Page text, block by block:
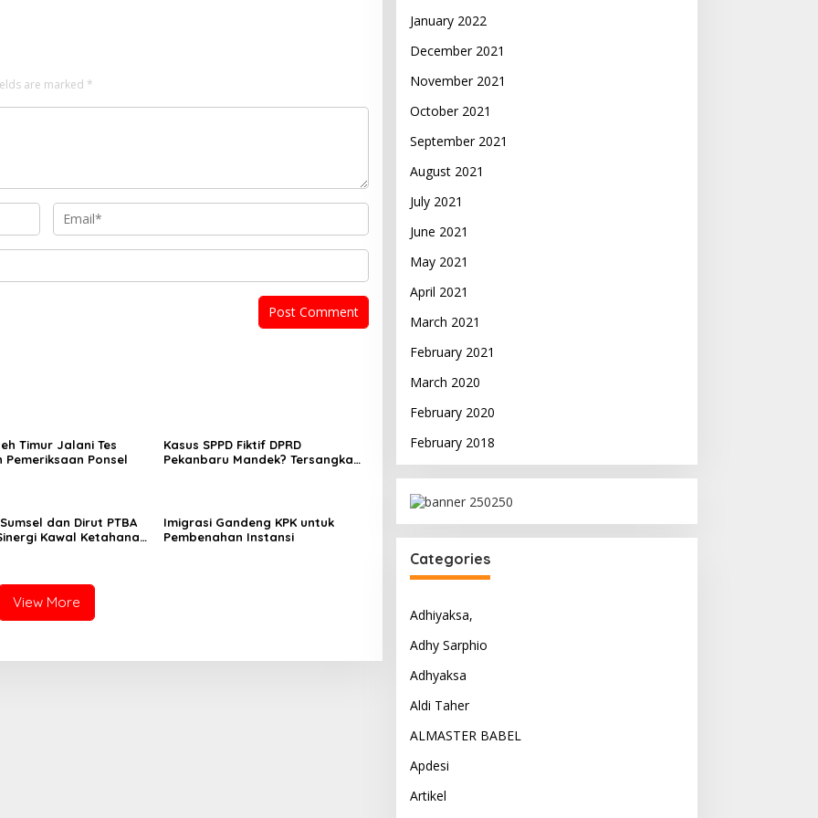
are marked *
Timur Jalani Tes
Pemeriksaan Ponsel
Kasus SPPD Fiktif DPRD
Pekanbaru Mandek? Tersangka
dan Dirut PTBA
Kawal Ketahanan
Imigrasi Gandeng KPK untuk
Pembenahan Instansi
View More
January 2022
December 2021
November 2021
October 2021
September 2021
August 2021
July 2021
June 2021
May 2021
April 2021
March 2021
February 2021
March 2020
February 2020
February 2018
Categories
Adhiyaksa,
Adhy Sarphio
Adhyaksa
Aldi Taher
ALMASTER BABEL
Apdesi
Artikel